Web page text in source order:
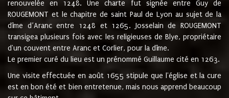
renouvelée en 1248. Une charte fut signée entre Guy de
ROUGEMONT et le chapitre de saint Paul de Lyon au sujet de la
dîme d’Aranc entre 1248 et 1265. Josselain de ROUGEMONT
transigea plusieurs fois avec les religieuses de Blye, propriétaire
d'un couvent entre Aranc et Corlier, pour la dîme.
Le premier curé du lieu est un prénommé Guillaume cité en 1263.
Une visite effectuée en août 1655 stipule que l'église et la cure
est en bon été et bien entretenue, mais nous apprend beaucoup